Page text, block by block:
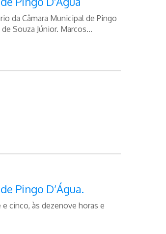
da Câmara Municipal de Pingo
Souza Júnior. Marcos...
Pingo D’Água.
cinco, às dezenove horas e